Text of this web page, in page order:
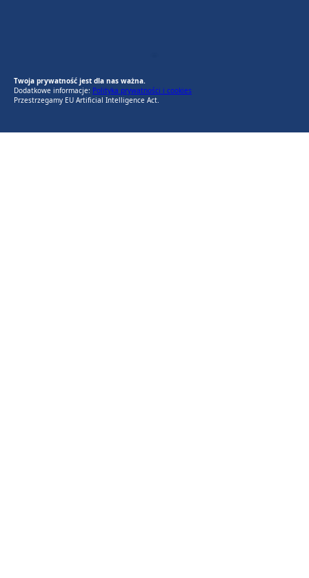
Twoja prywatność jest dla nas ważna.
Dodatkowe informacje: Polityka prywatności i cookies
Przestrzegamy EU Artificial Intelligence Act.